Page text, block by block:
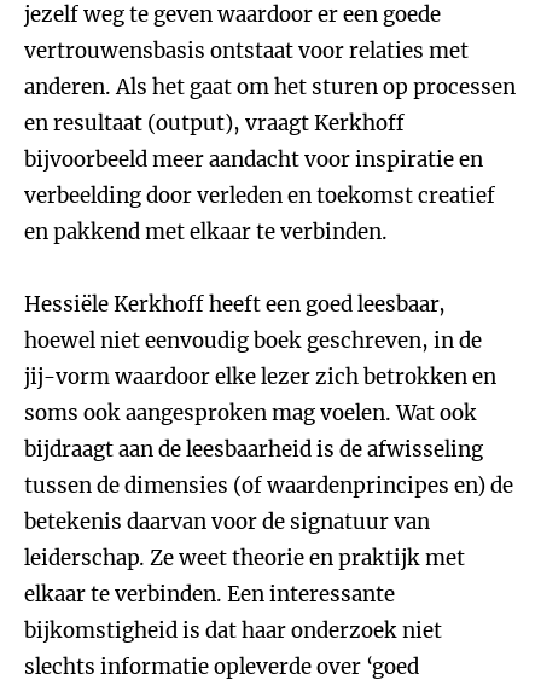
jezelf weg te geven waardoor er een goede
vertrouwensbasis ontstaat voor relaties met
anderen. Als het gaat om het sturen op processen
en resultaat (output), vraagt Kerkhoff
bijvoorbeeld meer aandacht voor inspiratie en
verbeelding door verleden en toekomst creatief
en pakkend met elkaar te verbinden.
Hessiële Kerkhoff heeft een goed leesbaar,
hoewel niet eenvoudig boek geschreven, in de
jij-vorm waardoor elke lezer zich betrokken en
soms ook aangesproken mag voelen. Wat ook
bijdraagt aan de leesbaarheid is de afwisseling
tussen de dimensies (of waardenprincipes en) de
betekenis daarvan voor de signatuur van
leiderschap. Ze weet theorie en praktijk met
elkaar te verbinden. Een interessante
bijkomstigheid is dat haar onderzoek niet
slechts informatie opleverde over ‘goed